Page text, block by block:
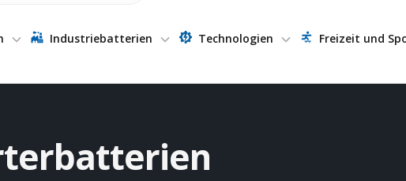
Industriebatterien Technologien Freizeit und